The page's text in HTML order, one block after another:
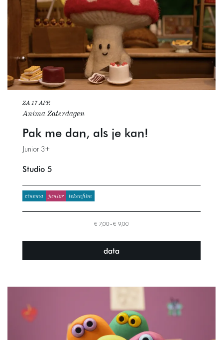
Pak me dan, als je kan!
Junior 3+
Anima Zaterdagen
ZA 17 APR
Studio 5
cinema junior tekenfilm
€ 7,00–€ 9,00
data